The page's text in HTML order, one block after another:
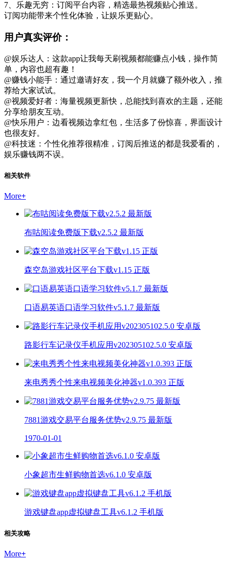
7、乐趣无穷：订阅平台内容，精选最热视频贴心推送。
订阅功能带来个性化体验，让娱乐更贴心。
用户真实评价：
@娱乐达人：这款app让我每天刷视频都能赚点小钱，操作简
单，内容也超有趣！
@赚钱小能手：通过邀请好友，我一个月就赚了额外收入，推
荐给大家试试。
@视频爱好者：海量视频更新快，总能找到喜欢的主题，还能
分享给朋友互动。
@快乐用户：边看视频边拿红包，生活多了份惊喜，界面设计
也很友好。
@科技迷：个性化推荐很精准，订阅后推送的都是我爱看的，
娱乐赚钱两不误。
相关软件
More+
布咕阅读免费版下载v2.5.2 最新版
森空岛游戏社区平台下载v1.15 正版
口语易英语口语学习软件v5.1.7 最新版
路影行车记录仪手机应用v202305102.5.0 安卓版
来电秀秀个性来电视频美化神器v1.0.393 正版
7881游戏交易平台服务优势v2.9.75 最新版
1970-01-01
小象超市生鲜购物首选v6.1.0 安卓版
游戏键盘app虚拟键盘工具v6.1.2 手机版
相关攻略
More+